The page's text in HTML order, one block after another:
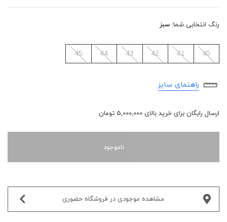
رنگ انتخابی شما: سبز
40
41
42
43
44
45
راهنمای سایز
ارسال رایگان برای خرید بالای 5,000,000 تومان
ناموجود
مشاهده موجودی در فروشگاه حضوری‌